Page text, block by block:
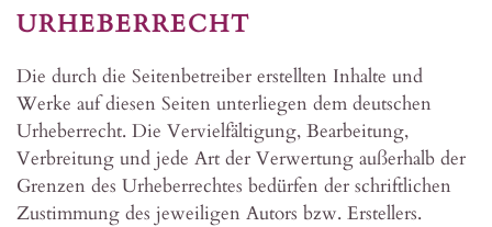
URHEBERRECHT
Die durch die Seitenbetreiber erstellten Inhalte und
Werke auf diesen Seiten unterliegen dem deutschen
Urheberrecht. Die Vervielfältigung, Bearbeitung,
Verbreitung und jede Art der Verwertung außerhalb der
Grenzen des Urheberrechtes bedürfen der schriftlichen
Zustimmung des jeweiligen Autors bzw. Erstellers.